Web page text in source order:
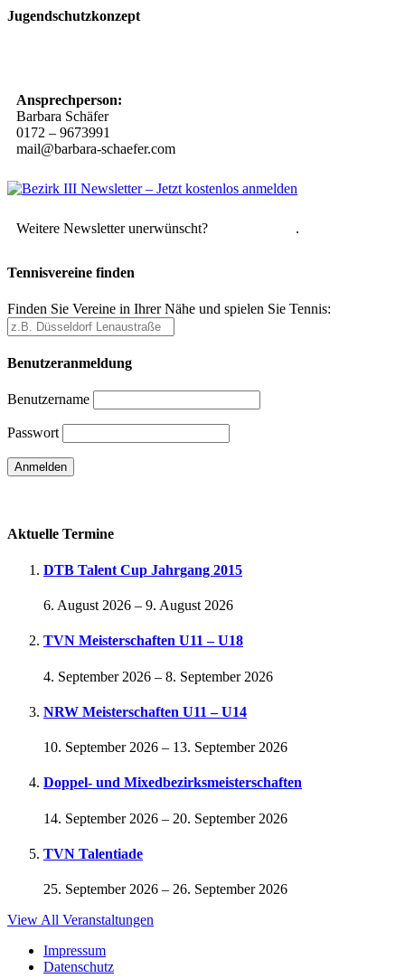
Jugendschutzkonzept
Ansprechperson:
Barbara Schäfer
0172 – 9673991
mail@barbara-schaefer.com
Weitere Newsletter unerwünscht? .
Tennisvereine finden
Finden Sie Vereine in Ihrer Nähe und spielen Sie Tennis:
Benutzeranmeldung
Benutzername
Passwort
Aktuelle Termine
DTB Talent Cup Jahrgang 2015
6. August 2026 – 9. August 2026
TVN Meisterschaften U11 – U18
4. September 2026 – 8. September 2026
NRW Meisterschaften U11 – U14
10. September 2026 – 13. September 2026
Doppel- und Mixedbezirksmeisterschaften
14. September 2026 – 20. September 2026
TVN Talentiade
25. September 2026 – 26. September 2026
View All Veranstaltungen
Impressum
Datenschutz